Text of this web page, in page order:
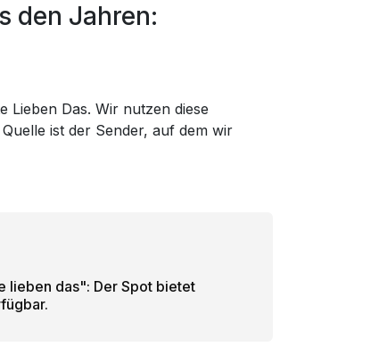
den Jahren:
Lieben Das. Wir nutzen diese
ist der Sender, auf dem wir
lieben das": Der Spot bietet